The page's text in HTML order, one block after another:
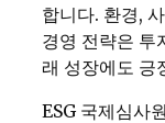
합니다. 환경,
경영 전략은 투
래 성장에도 긍
ESG 국제심사